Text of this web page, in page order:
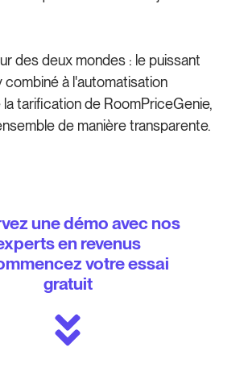
des deux mondes : le puissant
combiné à l'automatisation
tarification de RoomPriceGenie,
de manière transparente.
une démo avec nos
en revenus
votre essai
gratuit